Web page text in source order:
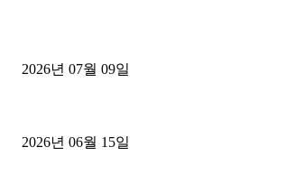
2026년 07월 09일
2026년 06월 15일